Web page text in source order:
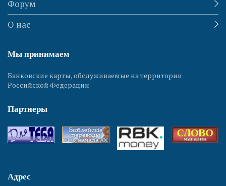
Форум
О нас
Мы принимаем
Банковские карты, обслуживаемые на территории
Российской Федерации
Партнеры
Адрес